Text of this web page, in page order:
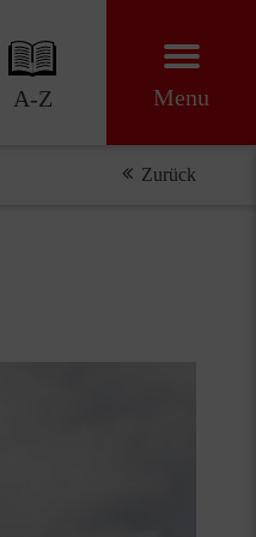
A-Z Menu
Zurück